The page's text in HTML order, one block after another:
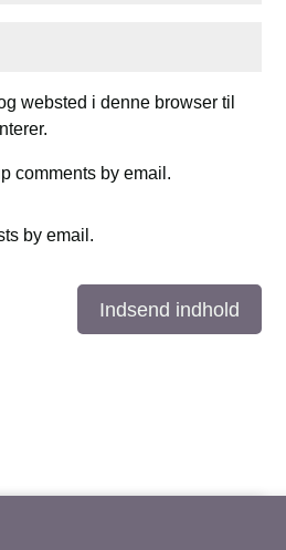
websted i denne browser til
comments by email.
by email.
Indsend indhold